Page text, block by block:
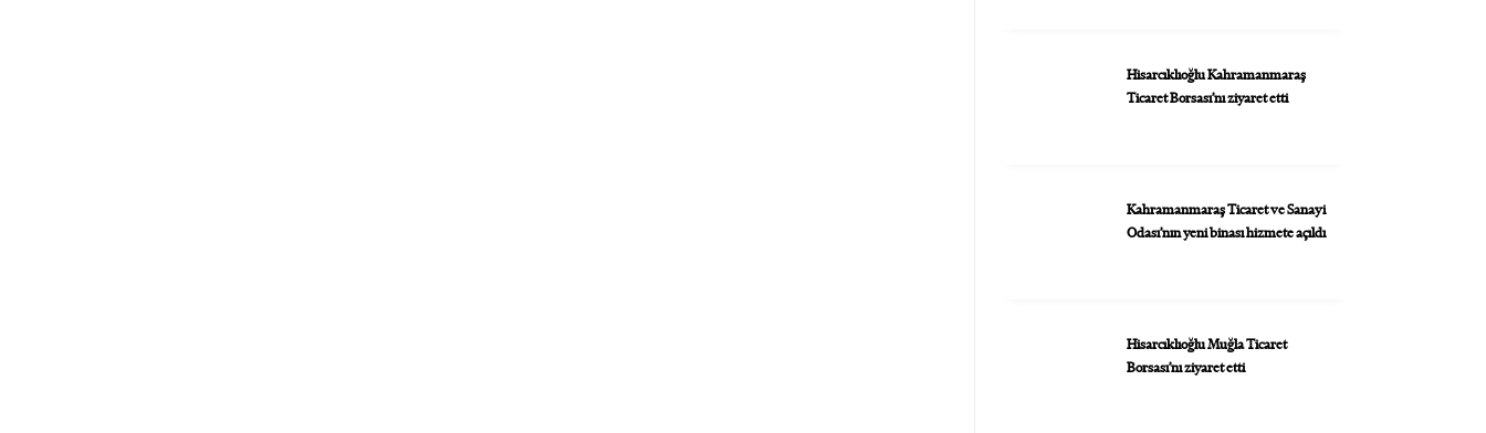
Hisarcıklıoğlu Kahramanmaraş
Ticaret Borsası’nı ziyaret etti
Kahramanmaraş Ticaret ve Sanayi
Odası’nın yeni binası hizmete açıldı
Hisarcıklıoğlu Muğla Ticaret
Borsası’nı ziyaret etti